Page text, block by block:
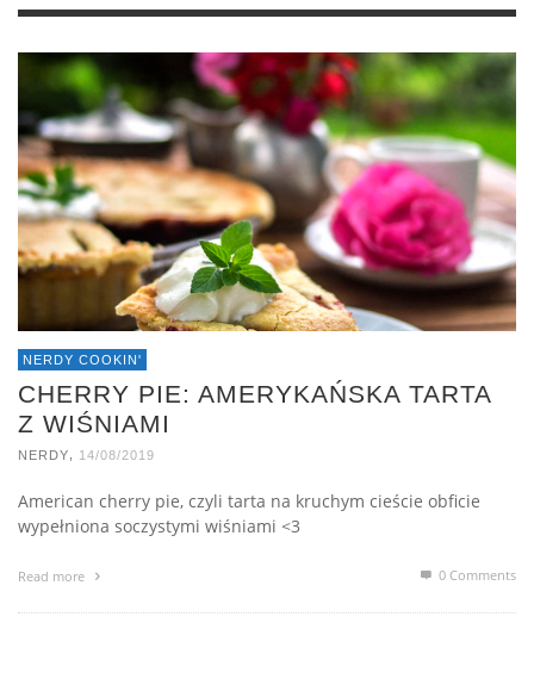
NERDY COOKIN'
CHERRY PIE: AMERYKAŃSKA TARTA
Z WIŚNIAMI
NERDY 14/08/2019
American cherry pie, czyli tarta na kruchym cieście obficie
wypełniona soczystymi wiśniami <3
Read more 0 Comments